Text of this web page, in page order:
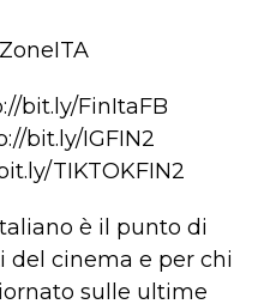
bit.ly/FinItaFB
bit.ly/IGFIN2
TIKTOKFIN2
è il punto di
cinema e per chi
sulle ultime